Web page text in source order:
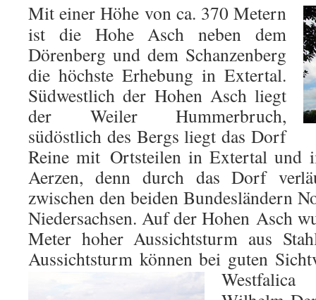
Mit einer Höhe von ca. 370 Metern
ist die Hohe Asch neben dem
Dörenberg und dem Schanzenberg
die höchste Erhebung in Extertal.
Südwestlich der Hohen Asch liegt
der Weiler Hummerbruch,
südöstlich des Bergs liegt das Dorf
Reine mit Ortsteilen in Extertal und
Aerzen, denn durch das Dorf
zwischen den beiden Bundesländern
Niedersachsen. Auf der Hohen Asch
Meter hoher Aussichtsturm aus
Aussichtsturm können bei guten